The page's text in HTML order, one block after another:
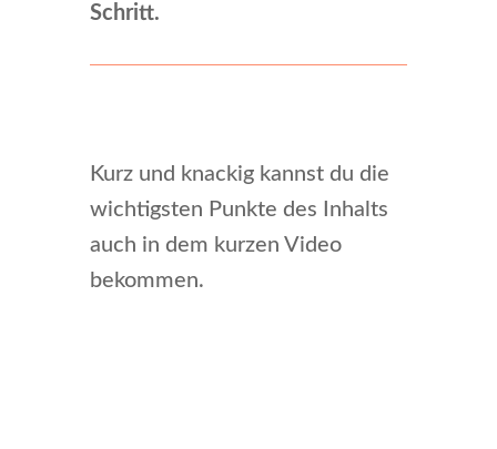
Schritt.
Kurz und knackig kannst du die
wichtigsten Punkte des Inhalts
auch in dem kurzen Video
bekommen.